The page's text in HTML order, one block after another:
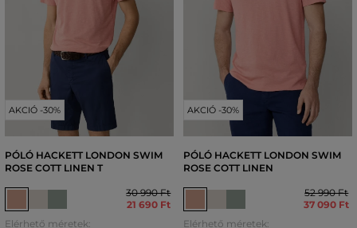
AKCIÓ -30%
PÓLÓ HACKETT LONDON SWIM
ROSE COTT LINEN T
30 990 Ft
21 690 Ft
Elérhető méretek:
AKCIÓ -30%
PÓLÓ HACKETT LONDON SWIM
ROSE COTT LINEN
52 990 Ft
37 090 Ft
Elérhető méretek: